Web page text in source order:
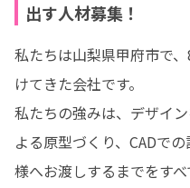
出す人材募集！
私たちは山梨県甲府市で
けてきた会社です。
私たちの強みは、デザイ
よる原型づくり、CADで
様へお渡しするまでをす